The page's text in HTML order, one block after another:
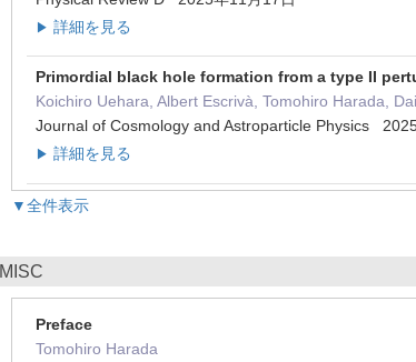
▶ 詳細を見る
Primordial black hole formation from a type II
Koichiro Uehara, Albert Escrivà, Tomohiro Harada,
Journal of Cosmology and Astroparticle Physics
▶ 詳細を見る
▼全件表示
MISC
Preface
Tomohiro Harada